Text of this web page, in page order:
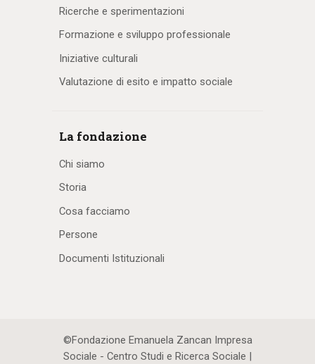
Ricerche e sperimentazioni
Formazione e sviluppo professionale
Iniziative culturali
Valutazione di esito e impatto sociale
La fondazione
Chi siamo
Storia
Cosa facciamo
Persone
Documenti Istituzionali
©Fondazione Emanuela Zancan Impresa
Sociale - Centro Studi e Ricerca Sociale |